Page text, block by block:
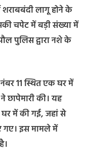
शराबबंदी लागू होने के
चपेट में बड़ी संख्या में
पुलिस द्वारा नशे के
11 स्थित एक घर में
छापेमारी की। यह
घर में की गई, जहां से
गए। इस मामले में